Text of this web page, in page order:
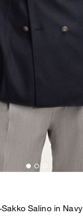
Salino in Navy